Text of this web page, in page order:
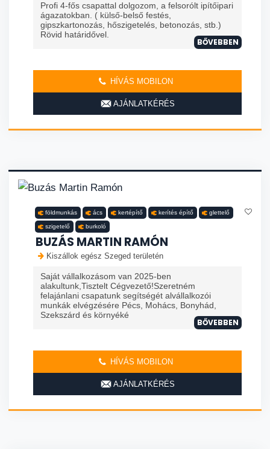
Profi 4-fős csapattal dolgozom, a felsorólt ipítőipari
ágazatokban. ( külső-belső festés,
gipszkartonozás, hőszigetelés, betonozás, stb.)
Rövid határidővel.
BŐVEBBEN
HÍVÁS MOBILON
AJÁNLATKÉRÉS
földmunkás ács kertépítő kerítés építő glettelő
szigetelő burkoló
BUZÁS MARTIN RAMÓN
Kiszállok egész Szeged területén
Saját vállalkozásom van 2025-ben
alakultunk,Tisztelt Cégvezető!Szeretném
felajánlani csapatunk segítségét alvállalkozói
munkák elvégzésére Pécs, Mohács, Bonyhád,
Szekszárd és környéké
BŐVEBBEN
HÍVÁS MOBILON
AJÁNLATKÉRÉS